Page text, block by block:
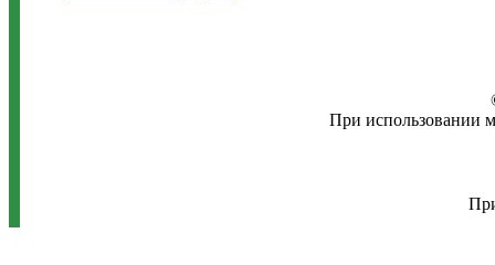
При использовании